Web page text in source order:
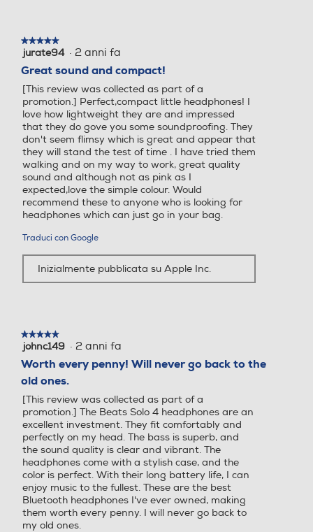
★★★★★
★★★★★
5
5
stelle.
jurate94 · 2 anni fa
Great sound and compact!
[This review was collected as part of a
promotion.] Perfect,compact little headphones! I
love how lightweight they are and impressed
that they do gove you some soundproofing. They
don't seem flimsy which is great and appear that
they will stand the test of time . I have tried them
walking and on my way to work, great quality
sound and although not as pink as I
expected,love the simple colour. Would
recommend these to anyone who is looking for
headphones which can just go in your bag.
Traduci con Google
Inizialmente pubblicata su Apple Inc.
★★★★★
★★★★★
5
5
stelle.
johnc149 · 2 anni fa
Worth every penny! Will never go back to the
old ones.
[This review was collected as part of a
promotion.] The Beats Solo 4 headphones are an
excellent investment. They fit comfortably and
perfectly on my head. The bass is superb, and
the sound quality is clear and vibrant. The
headphones come with a stylish case, and the
color is perfect. With their long battery life, I can
enjoy music to the fullest. These are the best
Bluetooth headphones I've ever owned, making
them worth every penny. I will never go back to
my old ones.